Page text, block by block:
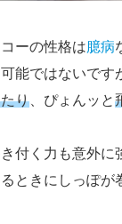
ーの性格は臆病
能ではないです
り 、ぴょんッと
付く力も意外に
ときにしっぽが